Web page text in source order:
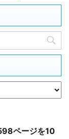
ページを10